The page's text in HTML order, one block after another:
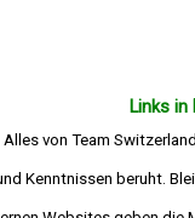
Links in
Alles von Team
Kenntnissen beruht.